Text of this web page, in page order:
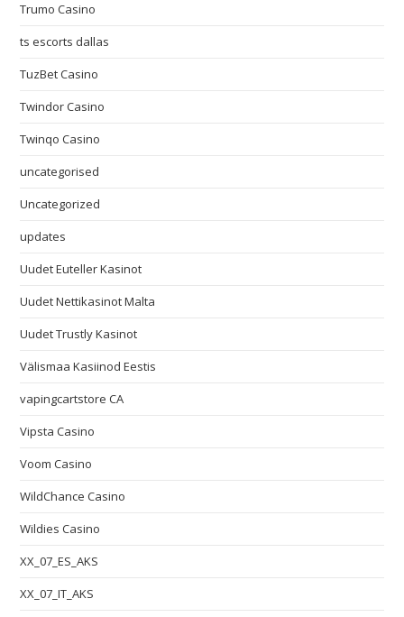
Trumo Casino
ts escorts dallas
TuzBet Casino
Twindor Casino
Twinqo Casino
uncategorised
Uncategorized
updates
Uudet Euteller Kasinot
Uudet Nettikasinot Malta
Uudet Trustly Kasinot
Välismaa Kasiinod Eestis
vapingcartstore CA
Vipsta Casino
Voom Casino
WildChance Casino
Wildies Casino
XX_07_ES_AKS
XX_07_IT_AKS